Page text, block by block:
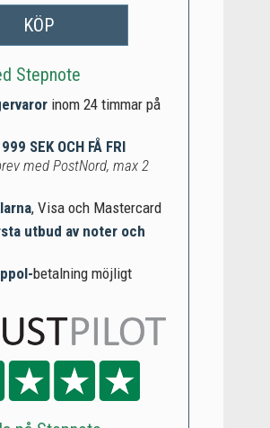
KÖP
Stepnote
inom 24 timmar på
SEK OCH FÅ FRI
med PostNord, max 2
, Visa och Mastercard
utbud av noter och
betalning möjligt